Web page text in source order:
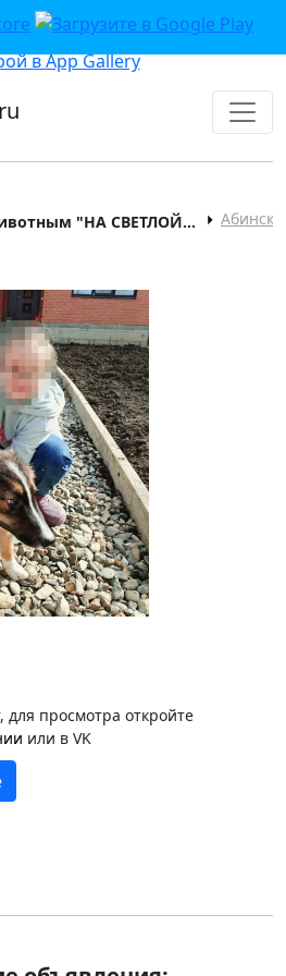
АНО помощи животным "НА СВЕТЛОЙ СТОРОНЕ" Абинск
для просмотра откройте
или в VK